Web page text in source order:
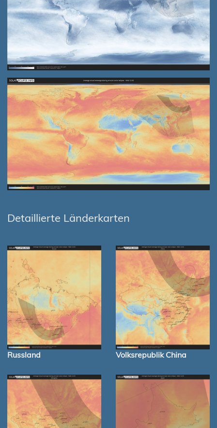
Detaillierte Länderkarten
Russland Volksrepublik China